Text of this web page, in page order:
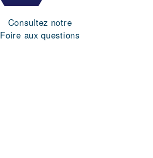
Consultez notre
Foire aux questions